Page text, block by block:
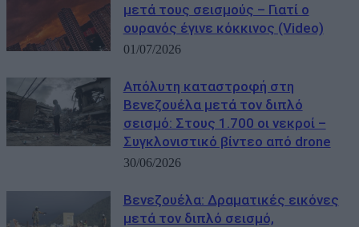
μετά τους σεισμούς – Γιατί ο
ουρανός έγινε κόκκινος (Video)
01/07/2026
Απόλυτη καταστροφή στη
Βενεζουέλα μετά τον διπλό
σεισμό: Στους 1.700 οι νεκροί –
Συγκλονιστικό βίντεο από drone
30/06/2026
Βενεζουέλα: Δραματικές εικόνες
μετά τον διπλό σεισμό,